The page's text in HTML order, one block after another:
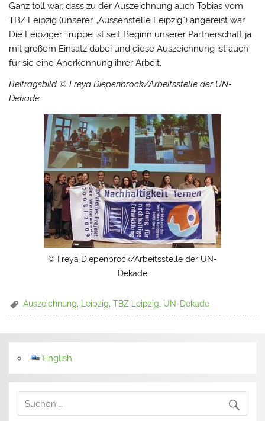
Ganz toll war, dass zu der Auszeichnung auch Tobias vom
TBZ Leipzig (unserer „Aussenstelle Leipzig“) angereist war.
Die Leipziger Truppe ist seit Beginn unserer Partnerschaft ja
mit großem Einsatz dabei und diese Auszeichnung ist auch
für sie eine Anerkennung ihrer Arbeit.
Beitragsbild © Freya Diepenbrock/Arbeitsstelle der UN-
Dekade
© Freya Diepenbrock/Arbeitsstelle der UN-
Dekade
Auszeichnung Leipzig ,TBZ Leipzig UN-Dekade
English